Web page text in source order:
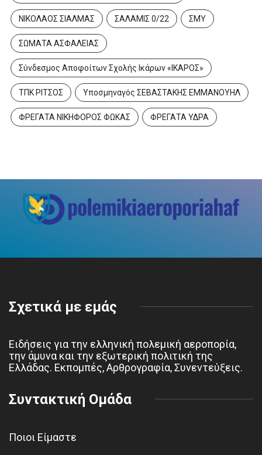
ΝΙΚΟΛΑΟΣ ΣΙΑΛΜΑΣ ΣΑΛΑΜΙΣ 0/22 ΣΜΥ
ΣΩΜΑΤΑ ΑΣΦΑΛΕΙΑΣ
Σύνδεσμος Αποφοίτων Σχολής Ικάρων «ΙΚΑΡΟΣ»
ΤΠΚ ΡΙΤΣΟΣ Υποσμηναγός ΣΕΒΑΣΤΑΚΗΣ ΕΜΜΑΝΟΥΗΛ
ΦΡΕΓΑΤΑ ΝΙΚΗΦΟΡΟΣ ΦΩΚΑΣ ΦΡΕΓΑΤΑ ΥΔΡΑ
Σχετικά με εμάς
Ειδήσεις για την ελληνική πολεμική αεροπορία,
την άμυνα και την εξωτερική πολιτική της
Ελλάδας. Εκπομπές, Αρθρογραφία, Συνεντεύξεις.
Συντακτική Ομάδα
Ποιοι Είμαστε